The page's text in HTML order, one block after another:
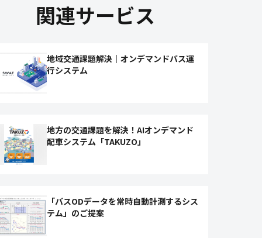
関連サービス
地域交通課題解決｜オンデマンドバス運
行システム
地方の交通課題を解決！AIオンデマンド
配車システム「TAKUZO」
「バスODデータを常時自動計測するシス
テム」のご提案